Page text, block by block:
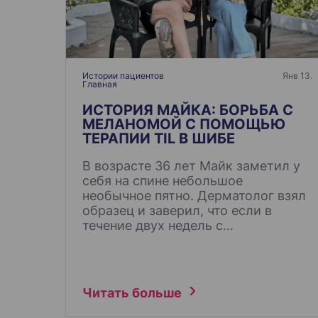
п
о
з
Истории пациентов
Главная
Янв 13.
ИСТОРИЯ МАЙКА: БОРЬБА С
МЕЛАНОМОЙ С ПОМОЩЬЮ
ТЕРАПИИ TIL В ШИБЕ
В возрасте 36 лет Майк заметил у
себя на спине небольшое
необычное пятно. Дерматолог взял
образец и заверил, что если в
течение двух недель с…
Читать больше